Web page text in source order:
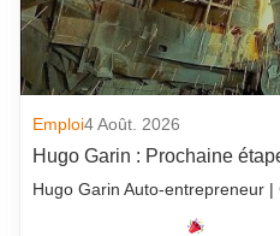
Emploi4 Août. 2026
Hugo Garin : Prochaine
Hugo Garin Auto-entrepreneur